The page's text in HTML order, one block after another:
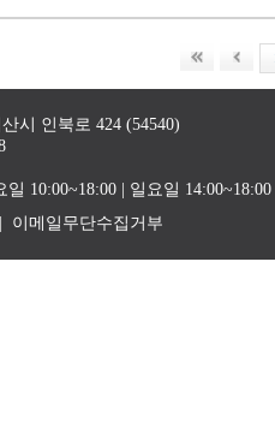
시 인북로 424 (54540)
10:00~18:00 | 일요일
이메일무단수집거부